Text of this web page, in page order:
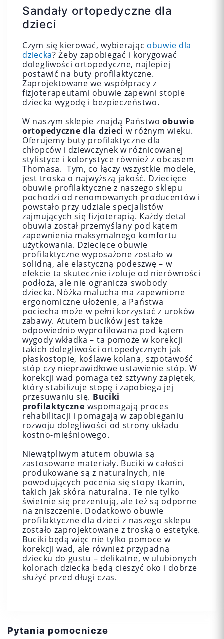
Sandały ortopedyczne dla
dzieci
Czym się kierować, wybierając obuwie dla
dziecka? Żeby zapobiegać i korygować
dolegliwości ortopedyczne, najlepiej
postawić na buty profilaktyczne.
Zaprojektowane we współpracy z
fizjoterapeutami obuwie zapewni stopie
dziecka wygodę i bezpieczeństwo.
W naszym sklepie znajdą Państwoobuwie
ortopedyczne dla dzieci w różnym wieku.
Oferujemy buty profilaktyczne dla
chłopców i dziewczynek w różnicowanej
stylistyce i kolorystyce również z obcasem
Thomasa. Tym, co łączy wszystkie modele,
jest troska o najwyższą jakość. Dziecięce
obuwie profilaktyczne z naszego sklepu
pochodzi od renomowanych producentów i
powstało przy udziale specjalistów
zajmujących się fizjoterapią. Każdy detal
obuwia został przemyślany pod kątem
zapewnienia maksymalnego komfortu
użytkowania. Dziecięce obuwie
profilaktyczne wyposażone zostało w
solidną, ale elastyczną podeszwę – w
efekcie ta skutecznie izoluje od nierówności
podłoża, ale nie ogranicza swobody
dziecka. Nóżka malucha ma zapewnione
ergonomiczne ułożenie, a Państwa
pociecha może w pełni korzystać z uroków
zabawy. Atutem bucików jest także
odpowiednio wyprofilowana pod kątem
wygody wkładka – ta pomoże w korekcji
takich dolegliwości ortopedycznych jak
płaskostopie, koślawe kolana, szpotawość
stóp czy nieprawidłowe ustawienie stóp. W
korekcji wad pomaga też sztywny zapiętek,
który stabilizuje stopę i zapobiega jej
przesuwaniu się. Buciki
profilaktyczne wspomagają proces
rehabilitacji i pomagają w zapobieganiu
rozwoju dolegliwości od strony układu
kostno-mięśniowego.
Niewątpliwym atutem obuwia są
zastosowane materiały. Buciki w całości
produkowane są z naturalnych, nie
powodujących pocenia się stopy tkanin,
takich jak skóra naturalna. Te nie tylko
świetnie się prezentują, ale też są odporne
na zniszczenie. Dodatkowo obuwie
profilaktyczne dla dzieci z naszego sklepu
zostało zaprojektowane z troską o estetykę.
Buciki będą więc nie tylko pomoce w
korekcji wad, ale również przypadną
dziecku do gustu – delikatne, w ulubionych
kolorach dziecka będą cieszyć oko i dobrze
służyć przed długi czas.
Dodaj do koszyka Dodaj do koszyka
Pytania pomocnicze